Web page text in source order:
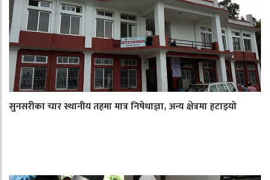
सुनसरीका चार स्थानीय तहमा मात्र निषेधाज्ञा, अन्य क्षेत्रमा हटाइयो